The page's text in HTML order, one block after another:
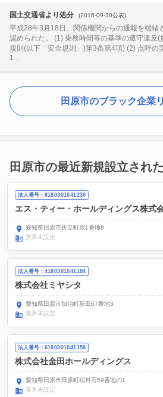
国土交通省より処分 (2016-09-30公表)
平成28年3月18日、関係機関からの通報を端緒
認められた。 (1) 乗務時間等の基準の遵守違反
規則(以下「安全規則」)第3条第4項) (2) 点呼の
1...
田原市のブラック企業
田原市の最近新規設立され
法人番号：8180301041230
エス・ティー・ホールディングス株式
愛知県田原市折立町原1番地8
業界未設定
法人番号：4180301041184
株式会社ミヤシタ
愛知県田原市加治町新田67番地3
業界未設定
法人番号：6180301041158
株式会社金田ホールディングス
愛知県田原市田原町稲村石59番地の1
業界未設定